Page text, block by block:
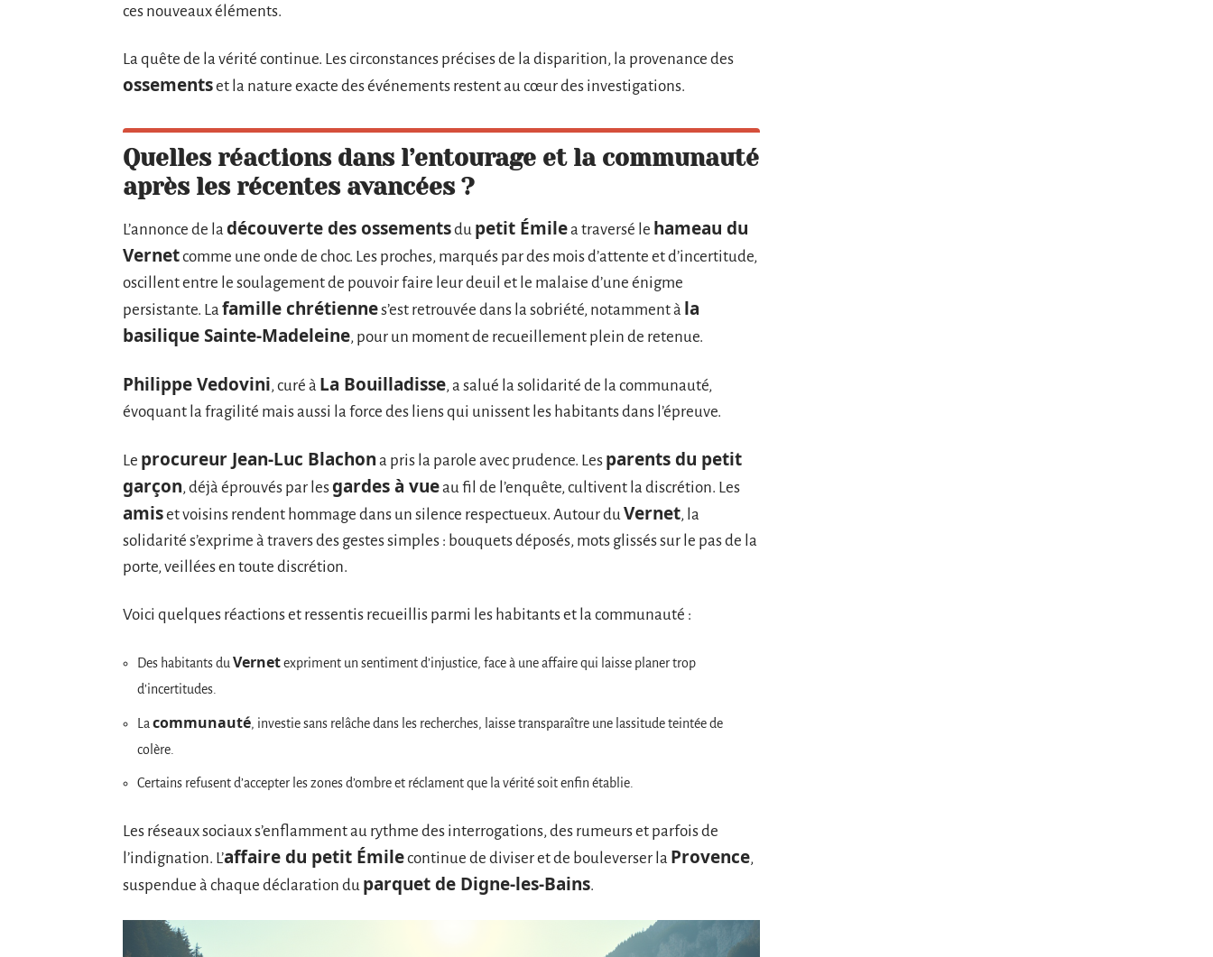
ces nouveaux éléments.
La quête de la vérité continue. Les circonstances précises de la disparition, la provenance des
ossementset la nature exacte des événements restent au cœur des investigations.
Quelles réactions dans l’entourage et la communauté
après les récentes avancées ?
L’annonce de la découverte des ossementsdu petit Émilea traversé le hameau du
Vernetcomme une onde de choc. Les proches, marqués par des mois d’attente et d’incertitude,
oscillent entre le soulagement de pouvoir faire leur deuil et le malaise d’une énigme
persistante. La famille chrétiennes’est retrouvée dans la sobriété, notamment à la
basilique Sainte-Madeleine, pour un moment de recueillement plein de retenue.
Philippe Vedovini, curé à La Bouilladisse, a salué la solidarité de la communauté,
évoquant la fragilité mais aussi la force des liens qui unissent les habitants dans l’épreuve.
Le procureur Jean-Luc Blachon a pris la parole avec prudence. Les parents du petit
garçon, déjà éprouvés par lesgardes à vueau fil de l’enquête, cultivent la discrétion. Les
amiset voisins rendent hommage dans un silence respectueux. Autour du Vernet, la
solidarité s’exprime à travers des gestes simples : bouquets déposés, mots glissés sur le pas de la
porte, veillées en toute discrétion.
Voici quelques réactions et ressentis recueillis parmi les habitants et la communauté :
Des habitants du Vernetexpriment un sentiment d’injustice, face à une affaire qui laisse planer trop
d’incertitudes.
La communauté, investie sans relâche dans les recherches, laisse transparaître une lassitude teintée de
colère.
Certains refusent d’accepter les zones d’ombre et réclament que la vérité soit enfin établie.
Les réseaux sociaux s’enflamment au rythme des interrogations, des rumeurs et parfois de
l’indignation. L’affaire du petit Émilecontinue de diviser et de bouleverser la Provence,
suspendue à chaque déclaration du parquet de Digne-les-Bains.